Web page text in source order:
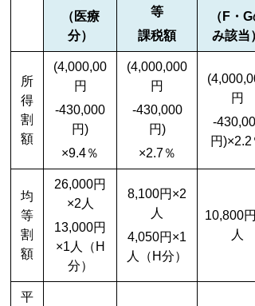
（医療
分）
等
課税額
（F・G
み該当
所
得
割
額
(4,000,00
円
-430,000
円)
×9.4％
(4,000,000
円
-430,000
円)
×2.7％
円
-430,000
円)×2.2
均
等
割
額
26,000円
×2人
13,000円
×1人（H
分）
8,100円×2
人
4,050円×1
人（H分）
10,800円
人
平